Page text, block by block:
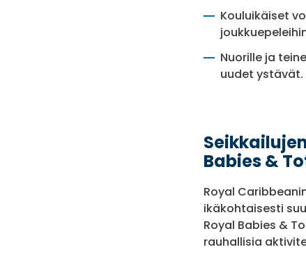
Kouluikäiset
Nuorille ja
uudet ystävät.
Babies &
Royal
ikäkohtaisesti
Royal Babies &
rauhallisia